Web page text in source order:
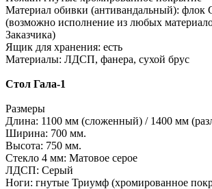
Материал обивки (антивандальный): флок
(возможно исполнение из любых
Заказчика)
Ящик для хранения: есть
Материалы: ЛДСП, фанера, сухой брус
Стол Гала-1
Размеры
Длина: 1100 мм (сложенный) / 1400 мм
Ширина: 700 мм.
Высота: 750 мм.
Стекло 4 мм: Матовое серое
ЛДСП: Серый
Ноги: гнутые Триумф (хромированное